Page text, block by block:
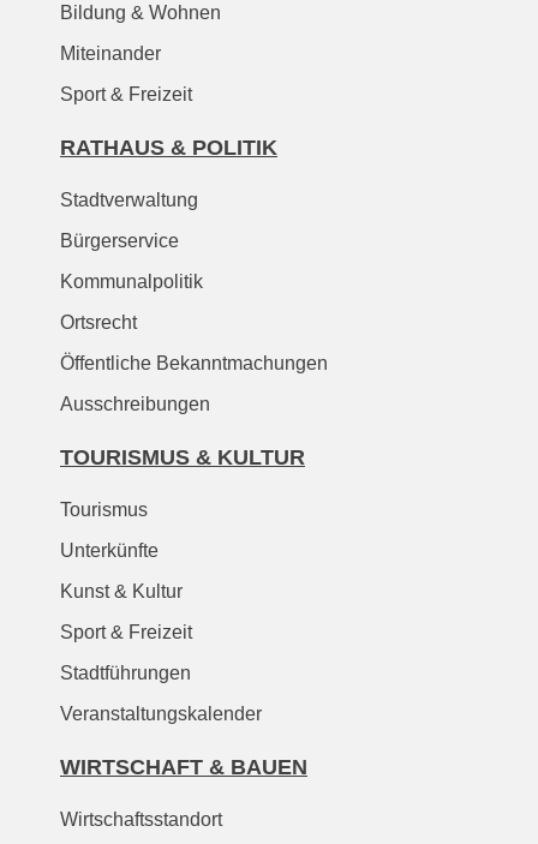
Bildung & Wohnen
Miteinander
Sport & Freizeit
RATHAUS & POLITIK
Stadtverwaltung
Bürgerservice
Kommunalpolitik
Ortsrecht
Öffentliche Bekanntmachungen
Ausschreibungen
TOURISMUS & KULTUR
Tourismus
Unterkünfte
Kunst & Kultur
Sport & Freizeit
Stadtführungen
Veranstaltungskalender
WIRTSCHAFT & BAUEN
Wirtschaftsstandort